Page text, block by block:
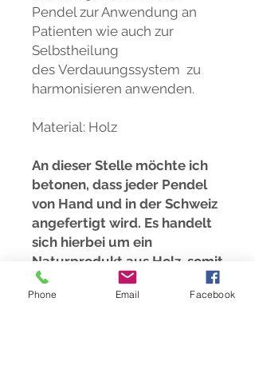
Pendel zur Anwendung an
Patienten wie auch zur
Selbstheilung
des Verdauungssystem zu
harmonisieren anwenden.
Material: Holz
An dieser Stelle möchte ich
betonen, dass jeder Pendel
von Hand und in der Schweiz
angefertigt wird. Es handelt
sich hierbei um ein
Naturprodukt aus Holz, somit
ist jedes Einzelstück ein
Unikat.
Phone Email Facebook